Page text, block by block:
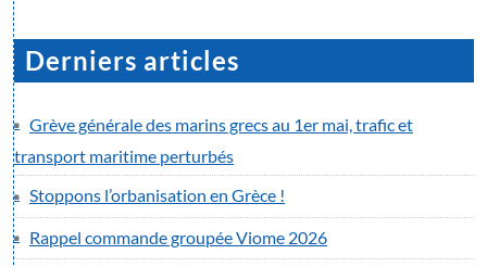
Derniers articles
Grève générale des marins grecs au 1er mai, trafic et
transport maritime perturbés
Stoppons l’orbanisation en Grèce !
Rappel commande groupée Viome 2026